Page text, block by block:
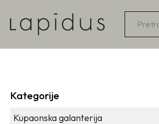
Products
search
Kategorije
Kupaonska galanterija